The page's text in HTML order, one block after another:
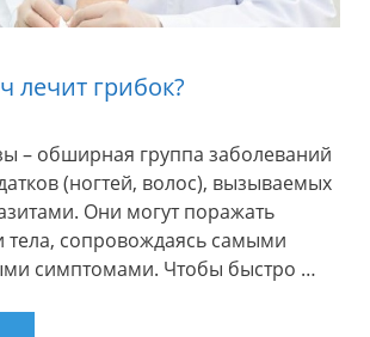
лечит грибок?
– обширная группа заболеваний
(ногтей, волос), вызываемых
Они могут поражать
тела, сопровождаясь самыми
симптомами. Чтобы быстро …